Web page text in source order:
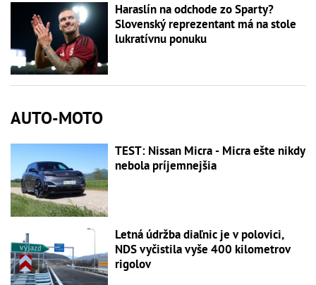
Haraslín na odchode zo Sparty?
Slovenský reprezentant má na stole
lukratívnu ponuku
AUTO-MOTO
TEST: Nissan Micra - Micra ešte nikdy
nebola príjemnejšia
Letná údržba diaľnic je v polovici,
NDS vyčistila vyše 400 kilometrov
rigolov